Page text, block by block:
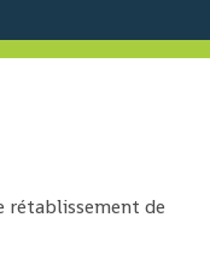
rétablissement de